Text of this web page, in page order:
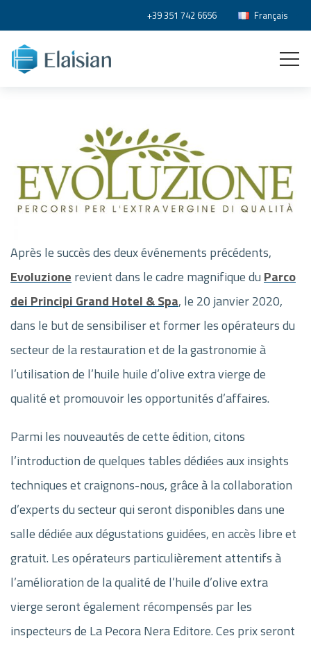
+39 351 742 6656 Français
Après le succès des deux événements précédents,
Evoluzione revient dans le cadre magnifique du Parco
dei Principi Grand Hotel & Spa, le 20 janvier 2020,
dans le but de sensibiliser et former les opérateurs du
secteur de la restauration et de la gastronomie à
l’utilisation de l’huile huile d’olive extra vierge de
qualité et promouvoir les opportunités d’affaires.
Parmi les nouveautés de cette édition, citons
l’introduction de quelques tables dédiées aux insights
techniques et craignons-nous, grâce à la collaboration
d’experts du secteur qui seront disponibles dans une
salle dédiée aux dégustations guidées, en accès libre et
gratuit. Les opérateurs particulièrement attentifs à
l’amélioration de la qualité de l’huile d’olive extra
vierge seront également récompensés par les
inspecteurs de La Pecora Nera Editore. Ces prix seront